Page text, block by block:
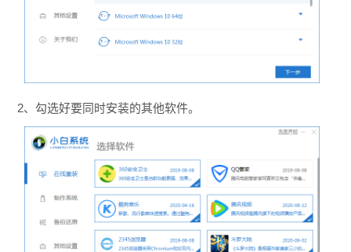
2、勾选好要同时安装的其他软件。